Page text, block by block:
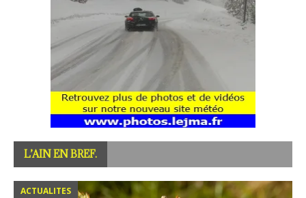
L’AIN EN BREF.
ACTUALITES